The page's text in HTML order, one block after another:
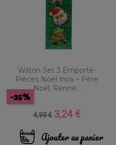
Wilton Set 3 Emporte-
Pièces Noël Inox – Père
Noël, Renne...
Prix
base
4,99 €
-35%
Prix
3,24 €
Ajouter au panier